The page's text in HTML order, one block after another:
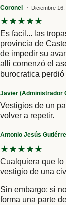
Coronel Diciembre
★★★★★
Es facil... las
provincia de
de impedir su
alli comenzó el
burocratica
Javier (Administrador
Vestigios de un
volver a repetir.
Antonio Jesús
★★★★★
Cualquiera que lo
vestigio de una
Sin embargo; si
forma una parte